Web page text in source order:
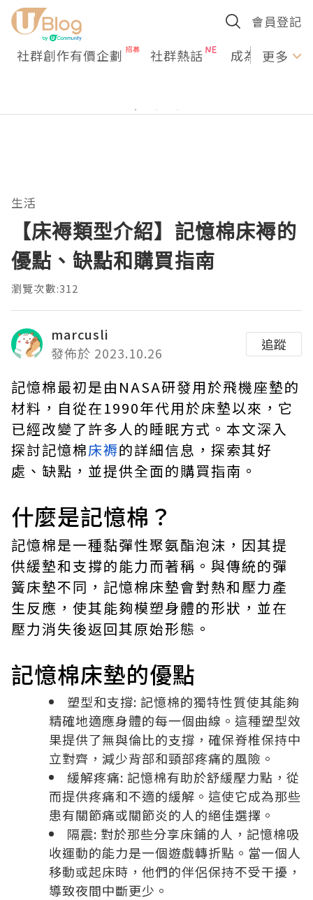
會員登記
社群創作有價企劃 社群熱話 成為U更多
生活
【床褥類型介紹】記憶棉床褥的
優點、缺點和購買指南
瀏覽次數:312
marcusli
發佈於 2023.10.26
追蹤
記憶棉最初是由NASA研發用於飛機座墊的
材料，自從在1990年代用於床墊以來，它
已經改變了許多人的睡眠方式。本文深入
探討記憶棉床褥的詳細信息，探索其好
處、缺點，並提供全面的購買指南。
什麼是記憶棉？
記憶棉是一種黏彈性聚氨酯泡沫，因其提
供緩墊和支撐的能力而著稱。與傳統的彈
簧床墊不同，記憶棉床墊會對熱和壓力產
生反應，使其能夠模塑身體的形狀，並在
壓力消失後返回其原始形態。
記憶棉床墊的優點
塑型和支撐: 記憶棉的獨特性質使其能夠
精確地適應身體的每一個曲線。這種塑型效
果提供了無與倫比的支撐，確保脊椎保持中
立對齊，減少背部和頸部疼痛的風險。
緩解疼痛: 記憶棉有助於舒緩壓力點，從
而提供疼痛和不適的緩解。這使它成為那些
患有關節痛或關節炎的人的絕佳選擇。
隔震: 對於那些分享床鋪的人，記憶棉吸
收運動的能力是一個遊戲轉折點。當一個人
移動或起床時，他們的伴侶保持不受干擾，
導致夜間中斷更少。